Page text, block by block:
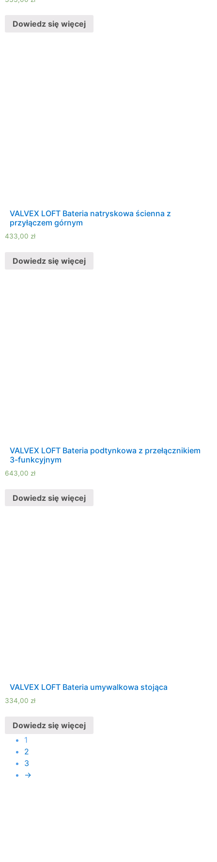
Dowiedz się więcej
VALVEX LOFT Bateria natryskowa ścienna z
przyłączem górnym
433,00 zł
Dowiedz się więcej
VALVEX LOFT Bateria podtynkowa z przełącznikiem
3-funkcyjnym
643,00 zł
Dowiedz się więcej
VALVEX LOFT Bateria umywalkowa stojąca
334,00 zł
Dowiedz się więcej
1
2
3
→